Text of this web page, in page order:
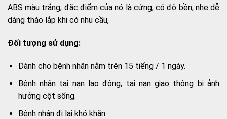
ABS màu trắng, đặc điểm của nó là cứng, có độ bền, nhẹ dễ
dàng tháo lắp khi có nhu cầu,
Đối tượng sử dụng:
Dành cho bệnh nhân nằm trên 15 tiếng / 1 ngày.
Bệnh nhân tai nạn lao động, tai nạn giao thông bị ảnh
hưởng cột sống.
Bệnh nhân đi lại khó khăn.